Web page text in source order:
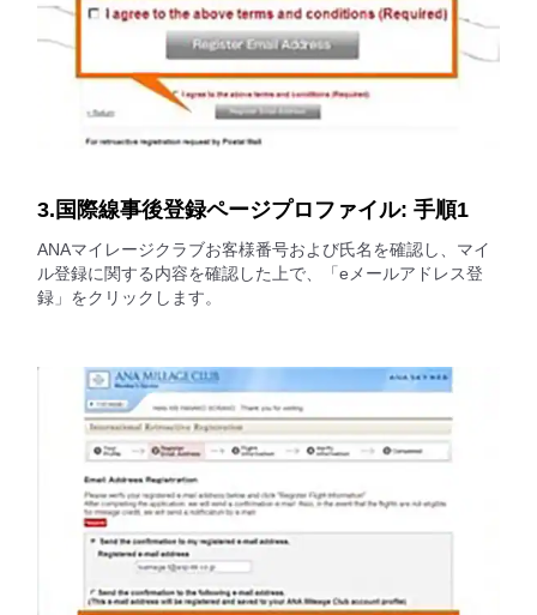
3.国際線事後登録ページプロファイル: 手順1
ANAマイレージクラブお客様番号および氏名を確認し、マイ
ル登録に関する内容を確認した上で、「eメールアドレス登
録」をクリックします。